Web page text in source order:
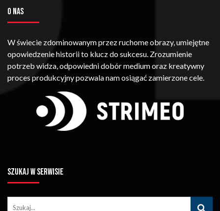
O NAS
W świecie zdominowanym przez ruchome obrazy, umiejętne
opowiedzenie historii to klucz do sukcesu. Zrozumienie
potrzeb widza, odpowiedni dobór medium oraz kreatywny
proces produkcyjny pozwala nam osiągać zamierzone cele.
SZUKAJ W SERWISIE